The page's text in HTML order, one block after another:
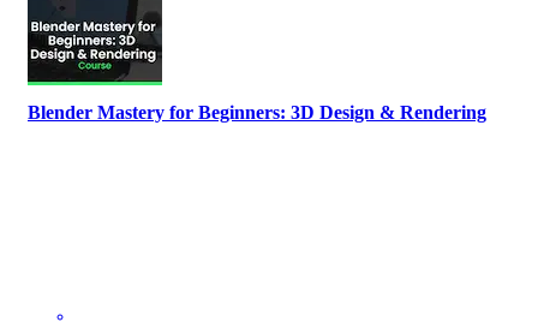
Blender Mastery for Beginners: 3D Design & Rendering